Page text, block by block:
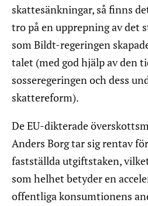
skattesänkningar, så finns
tro på en upprepning av det
som Bildt-regeringen
talet (med god hjälp av den
sosseregeringen och dess
skattereform).
De EU-dikterade
Anders Borg tar sig rentav
fastställda utgiftstaken,
som helhet betyder en
offentliga konsumtionens